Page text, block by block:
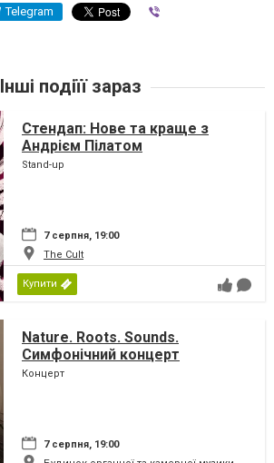
Telegram
Інші подіїї зараз
Стендап: Нове та краще з
Андрієм Пілатом
Stand-up
7 серпня, 19:00
The Cult
Купити
Nature. Roots. Sounds.
Симфонічний концерт
Концерт
7 серпня, 19:00